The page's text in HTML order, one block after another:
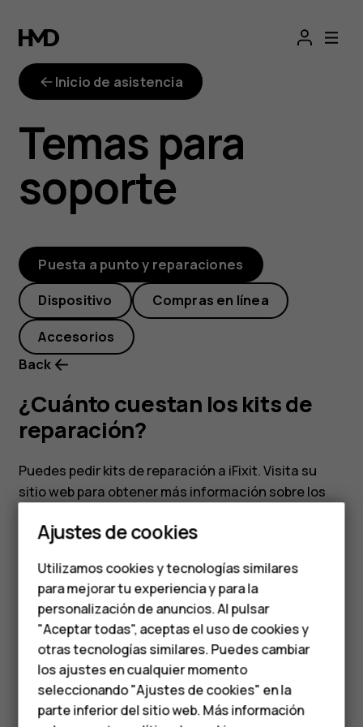
¿Cuánto
cuestan
los
kits
de
reparación?
Smartphones
Teléfonos clásicos
Teléfonos para
personas mayores
Accesorios
HMD Terra M
Para empresas
Inicio de asistencia
Temas para
soporte
Puesta a punto y reparaciones
Dispositivo Compras en línea
Accesorios
Back
¿Cuánto cuestan los kits de
reparación?
Puedes pedir kits de reparación a iFixit. Visita su
sitio web para obtener más información sobre los
www.ifixit.com/collaborations/hmd-eu
¿Te ha parecido útil?
Sí No
Ajustes de cookies
Utilizamos cookies y tecnologías similares
para mejorar tu experiencia y para la
personalización de anuncios. Al pulsar
"Aceptar todas", aceptas el uso de cookies y
otras tecnologías similares. Puedes cambiar
los ajustes en cualquier momento
seleccionando "Ajustes de cookies" en la
parte inferior del sitio web. Más información